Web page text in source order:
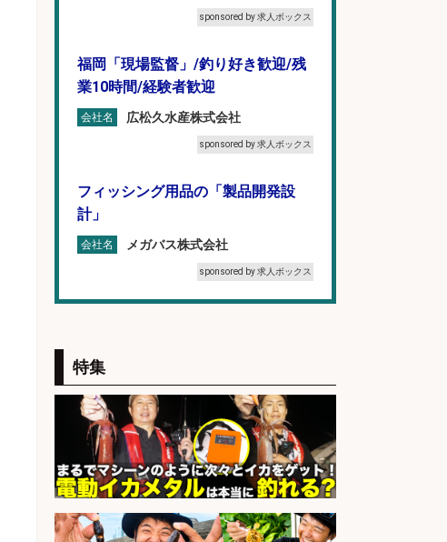
sponsored by 求人ボックス
福岡「現場監督」/釣り好き歓迎/残
業10時間/経験者歓迎
会社名 広松久水産株式会社
sponsored by 求人ボックス
フィッシング用品の「製品開発設
計」
会社名 メガバス株式会社
sponsored by 求人ボックス
会社名
sponsored by 求人ボックス
福岡/未経験歓迎「ルート営業」/釣
り好き歓迎/インセンティブ
会社名 広松久水産株式会社
sponsored by 求人ボックス
特集